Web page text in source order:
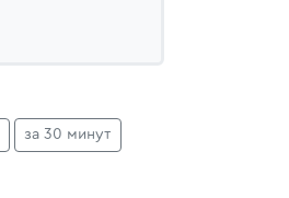
за 30 минут